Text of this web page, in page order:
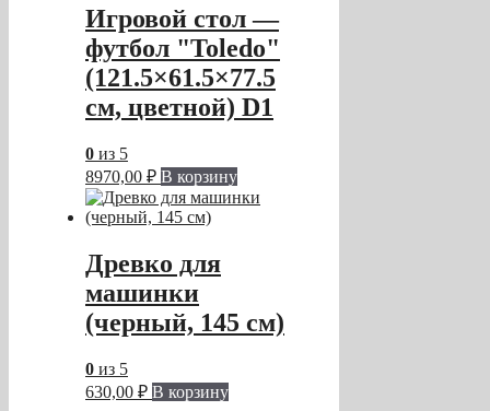
Игровой стол —
футбол "Toledo"
(121.5×61.5×77.5
см, цветной) D1
0 из 5
8970,00 ₽ В корзину
Древко для
машинки
(черный, 145 см)
0 из 5
630,00 ₽ В корзину